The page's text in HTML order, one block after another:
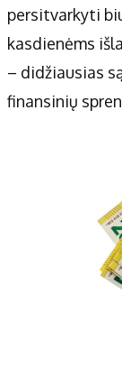
persitvarkyti
kasdienėms
– didžiausias
finansinių